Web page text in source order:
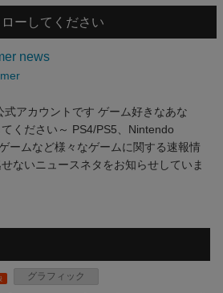
ーしてください
news
アカウントです ゲーム好きなあな
ください～ PS4/PS5、Nintendo
ームなど様々なゲームに関する速報情
ないニュースネタをお知らせしていま
グラフィック